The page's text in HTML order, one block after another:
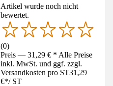
Artikel wurde noch nicht
bewertet.
(0)
Preis — 31,29 € * Alle Preise
inkl. MwSt. und ggf. zzgl.
Versandkosten pro ST31,29
€*/ ST